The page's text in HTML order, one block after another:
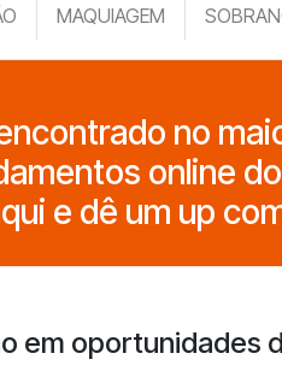
MAQUIAGEM
no
online
e dê um up
em oportunidades